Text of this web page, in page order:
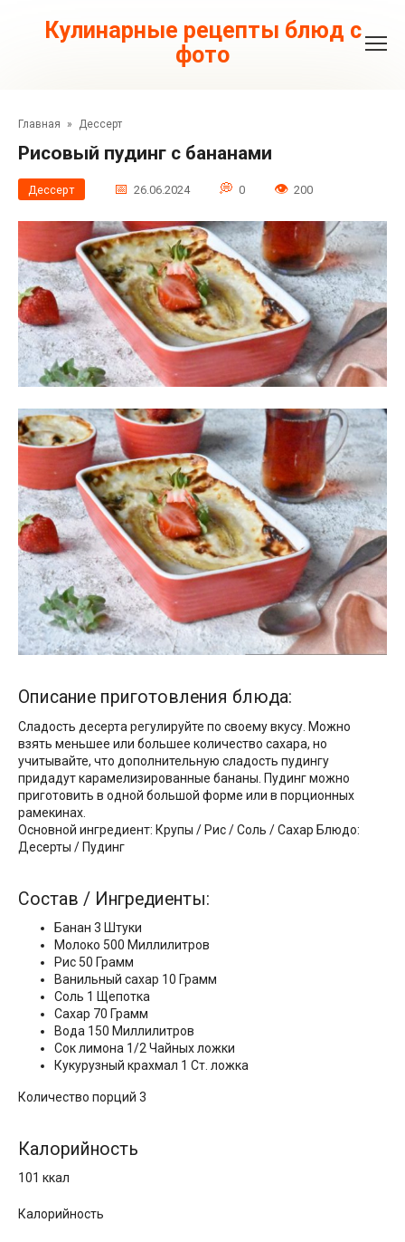
контентуКулинарные рецепты блюд с
фото
Главная » Дессерт
Рисовый пудинг с бананами
Дессерт 26.06.2024 0 200
Описание приготовления блюда:
Сладость десерта регулируйте по своему вкусу. Можно
взять меньшее или большее количество сахара, но
учитывайте, что дополнительную сладость пудингу
придадут карамелизированные бананы. Пудинг можно
приготовить в одной большой форме или в порционных
рамекинах.
Основной ингредиент: Крупы / Рис / Соль / Сахар Блюдо:
Десерты / Пудинг
Состав / Ингредиенты:
Банан 3 Штуки
Молоко 500 Миллилитров
Рис 50 Грамм
Ванильный сахар 10 Грамм
Соль 1 Щепотка
Сахар 70 Грамм
Вода 150 Миллилитров
Сок лимона 1/2 Чайных ложки
Кукурузный крахмал 1 Ст. ложка
Количество порций 3
Калорийность
101 ккал
Калорийность